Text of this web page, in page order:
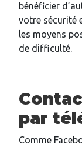
bénéficier
votre sécurité
les moyens
de difficulté.
par
Comme